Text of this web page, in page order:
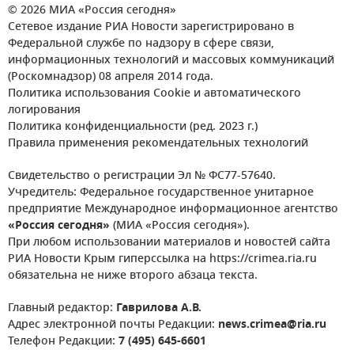
© 2026 МИА «Россия сегодня»
Сетевое издание РИА Новости зарегистрировано в
Федеральной службе по надзору в сфере связи,
информационных технологий и массовых коммуникаций
(Роскомнадзор) 08 апреля 2014 года.
Политика использования Cookie и автоматического
логирования
Политика конфиденциальности (ред. 2023 г.)
Правила применения рекомендательных технологий
Свидетельство о регистрации Эл № ФС77-57640.
Учредитель: Федеральное государственное унитарное
предприятие Международное информационное агентство
«Россия сегодня» (МИА «Россия сегодня»).
При любом использовании материалов и новостей сайта
РИА Новости Крым гиперссылка на https://crimea.ria.ru
обязательна не ниже второго абзаца текста.
Главный редактор: Гаврилова А.В.
Адрес электронной почты Редакции: news.crimea@ria.ru
Телефон Редакции: 7 (495) 645-6601